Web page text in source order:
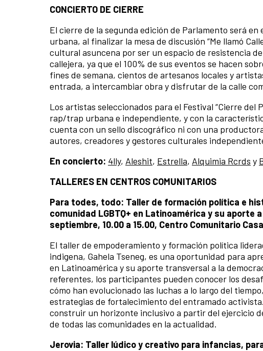
CONCIERTO DE CIERRE
El cierre de la segunda edición de Parlamento será
urbana, al finalizar la mesa de discusión “Me llamó
cultural asuncena por ser un espacio de resistencia
callejera, ya que el 100% de sus eventos se hacen
fines de semana, cientos de artesanos locales y
entrada, a intercambiar obra y disfrutar de la calle
Los artistas seleccionados para el Festival “Cierre
rap/trap urbana e independiente, y con la
cuenta con un sello discográfico ni con una
autores, creadores y gestores culturales
En concierto: 4lly, Aleshit, Estrella, Alquimia Rcrds y
TALLERES EN CENTROS COMUNITARIOS
Para todes, todo: Taller de formación política e
comunidad LGBTQ+ en Latinoamérica y su aporte
septiembre, 10.00 a 15.00, Centro Comunitario
El taller de empoderamiento y formación política
indigena, Gahela Tseneg, es una oportunidad para
en Latinoamérica y su aporte transversal a la
referentes, los participantes pueden conocer los
cómo han evolucionado las luchas a lo largo del
estrategias de fortalecimiento del entramado
construir un horizonte inclusivo a partir del ejercicio
de todas las comunidades en la actualidad.
Jerovia: Taller lúdico y creativo para infancias,